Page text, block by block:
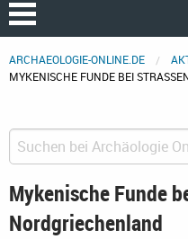
ARCHAEOLOGIE-ONLINE.DE
MYKENISCHE FUNDE BEI
Mykenische Funde
Nordgriechenland